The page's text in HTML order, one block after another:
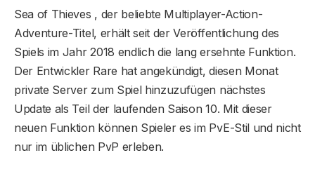
Sea of ​​Thieves , der beliebte Multiplayer-Action-
Adventure-Titel, erhält seit der Veröffentlichung des
Spiels im Jahr 2018 endlich die lang ersehnte Funktion.
Der Entwickler Rare hat angekündigt, diesen Monat
private Server zum Spiel hinzuzufügen nächstes
Update als Teil der laufenden Saison 10. Mit dieser
neuen Funktion können Spieler es im PvE-Stil und nicht
nur im üblichen PvP erleben.